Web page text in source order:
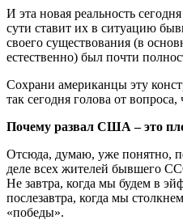
И эта новая реальность
сути ставит их в ситуацию
своего существования (в
естественно) был почти
Сохрани американцы эту
так сегодня голова от вопроса,
Почему развал США – это
Отсюда, думаю, уже понятно,
деле всех жителей бывшего
Не завтра, когда мы будем в
послезавтра, когда мы
«победы».